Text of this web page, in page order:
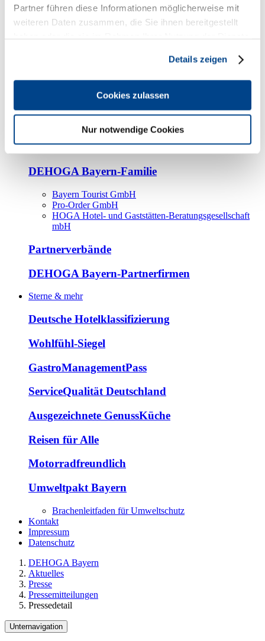
Partner führen diese Informationen möglicherweise mit
weiteren Daten zusammen, die Sie ihnen bereitgestellt
Details zeigen
Cookies zulassen
Nur notwendige Cookies
Kooperationspartner
Tourismusorganisationen
Bayern Tourismus Marketing GmbH
DEHOGA-Familie
Bundesverband
Fachverbände
DEHOGA Bayern-Familie
Bayern Tourist GmbH
Pro-Order GmbH
HOGA Hotel- und Gaststätten-Beratungsgesellschaft
mbH
Partnerverbände
DEHOGA Bayern-Partnerfirmen
Sterne & mehr
Deutsche Hotelklassifizierung
Wohlfühl-Siegel
GastroManagementPass
ServiceQualität Deutschland
Ausgezeichnete GenussKüche
Reisen für Alle
Motorradfreundlich
Umweltpakt Bayern
Brachenleitfaden für Umweltschutz
Kontakt
Impressum
Datenschutz
DEHOGA Bayern
Aktuelles
Presse
Pressemitteilungen
Pressedetail
Unternavigation